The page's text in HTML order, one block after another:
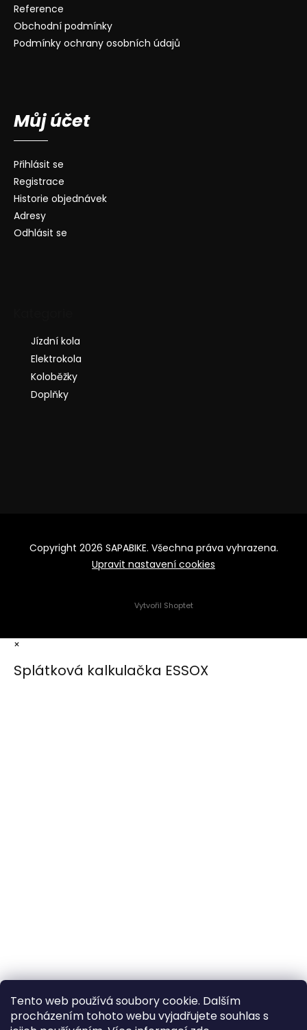
Tento web používá soubory cookie. Dalším
procházením tohoto webu vyjadřujete souhlas s
Reference
Obchodní podmínky
Podmínky ochrany osobních údajů
Můj účet
Přihlásit se
Registrace
Historie objednávek
Adresy
Odhlásit se
Jízdní kola
Elektrokola
Koloběžky
Doplňky
Vytvořil Shoptet
Copyright 2026 SAPABIKE. Všechna práva vyhrazena.
Upravit nastavení cookies
×
Splátková kalkulačka ESSOX